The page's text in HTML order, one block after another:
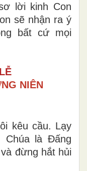
lời kinh Con
sẽ nhận ra ý
bất cứ mọi
NIÊN
kêu cầu. Lạy
Chúa là Đấng
đừng hắt hủi